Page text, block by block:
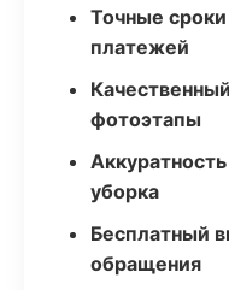
Точные
платежей
фотоэтапы
уборка
Бесплатный
обращения